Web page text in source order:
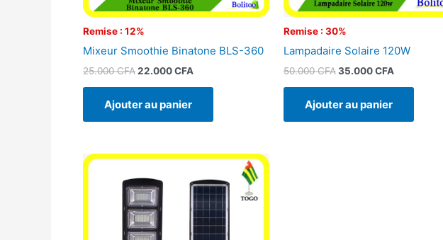
Remise : 12%
Mixeur Smoothie Binatone BLS-360
25.000CFA22.000CFA
Ajouter au panier
Remise : 30%
Lampadaire Solaire 120W
50.000CFA 35.000CFA
Ajouter au panier